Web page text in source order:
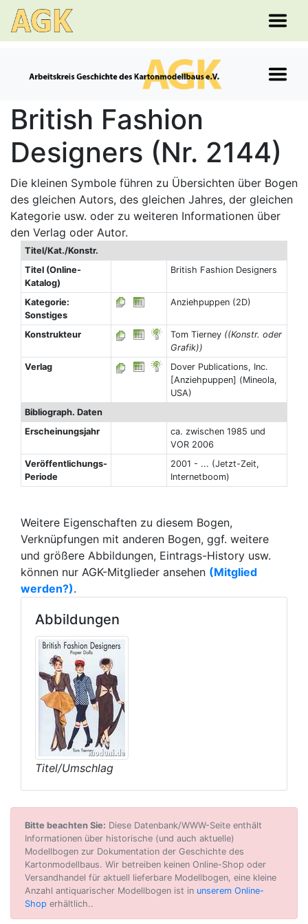
British Fashion
Designers (Nr. 2144)
Die kleinen Symbole führen zu Übersichten über Bogen
des gleichen Autors, des gleichen Jahres, der gleichen
Kategorie usw. oder zu weiteren Informationen über
den Verlag oder Autor.
Titel/Kat./Konstr.
Titel (Online-
Katalog)
British Fashion Designers
Kategorie:
Sonstiges
Anziehpuppen (2D)
Konstrukteur Tom Tierney ((Konstr. oder
Grafik))
Verlag
Dover Publications, Inc.
[Anziehpuppen] (Mineola,
USA)
Bibliograph. Daten
Erscheinungsjahr
ca. zwischen 1985 und
VOR 2006
Veröffentlichungs-
Periode
2001 - ... (Jetzt-Zeit,
Internetboom)
Weitere Eigenschaften zu diesem Bogen,
Verknüpfungen mit anderen Bogen, ggf. weitere
und größere Abbildungen, Eintrags-History usw.
können nur AGK-Mitglieder ansehen (Mitglied
werden?).
Abbildungen
Titel/Umschlag
Bitte beachten Sie: Diese Datenbank/WWW-Seite enthält
Informationen über historische (und auch aktuelle)
Modellbogen zur Dokumentation der Geschichte des
Kartonmodellbaus. Wir betreiben keinen Online-Shop oder
Versandhandel für aktuell lieferbare Modellbogen, eine kleine
Anzahl antiquarischer Modellbogen ist in unserem Online-
Shop erhältlich..